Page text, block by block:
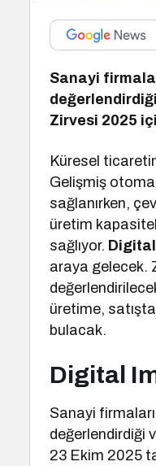
Sanayi
Zirvesi 2025
Küresel
Gelişmiş
sağlanırken,
üretim
sağlıyor.
araya gelecek.
üretime,
bulacak.
Digital
Sanayi
değerlendirdiği
23 Ekim 2025